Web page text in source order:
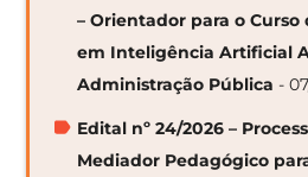
– Orientador para o Curso
em Inteligência Artificial
Administração Pública -
Edital nº 24/2026 –
Mediador Pedagógico